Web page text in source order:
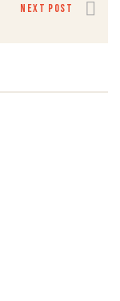
NEXT POST